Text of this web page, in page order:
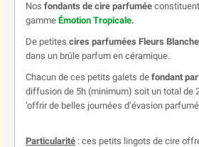
Nos fondants de cire parfumée
gamme Émotion Tropicale.
De petites cires parfumées Fleurs
dans un brûle parfum en céramique.
Chacun de ces petits galets de fondant
diffusion de 5h (minimum) soit un total de
’offrir de belles journées d’évasion
Particularité : ces petits lingots de cire